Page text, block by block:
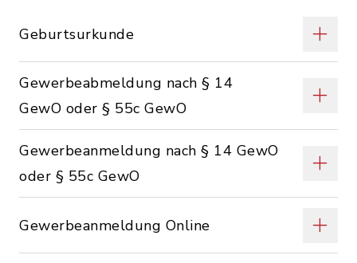
Geburtsurkunde
Gewerbeabmeldung nach § 14
GewO oder § 55c GewO
Gewerbeanmeldung nach § 14 GewO
oder § 55c GewO
Gewerbeanmeldung Online